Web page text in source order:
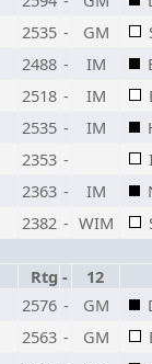
2535 - GM
2488 - IM
2518 - IM
2535 - IM
2353 -
2363 - IM
2382 - WIM
Rtg -
12
2576 - GM
2563 - GM